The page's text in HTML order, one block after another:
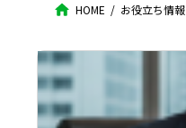
HOME お役立ち情報